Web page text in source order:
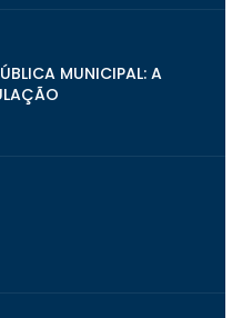
MUNICIPAL: A